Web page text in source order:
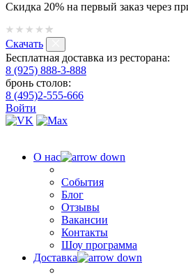
Скидка 20% на первый заказ через
Скачать
Бесплатная доставка из ресторана:
8 (925) 888-3-888
бронь столов:
8 (495)2-555-666
Войти
О нас
События
Блог
Отзывы
Вакансии
Контакты
Шоу программа
Доставка